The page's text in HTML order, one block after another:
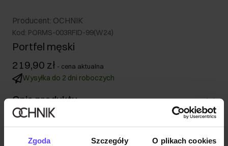
Zgoda Szczegóły O plikach cookies
Producent: OCHNIK
Kod: PORMS-003RFID-99(W24)
Portfel męski
219,90 zł - cena aktualna
Wysyłka do 2 dni roboczych
Opis produktu